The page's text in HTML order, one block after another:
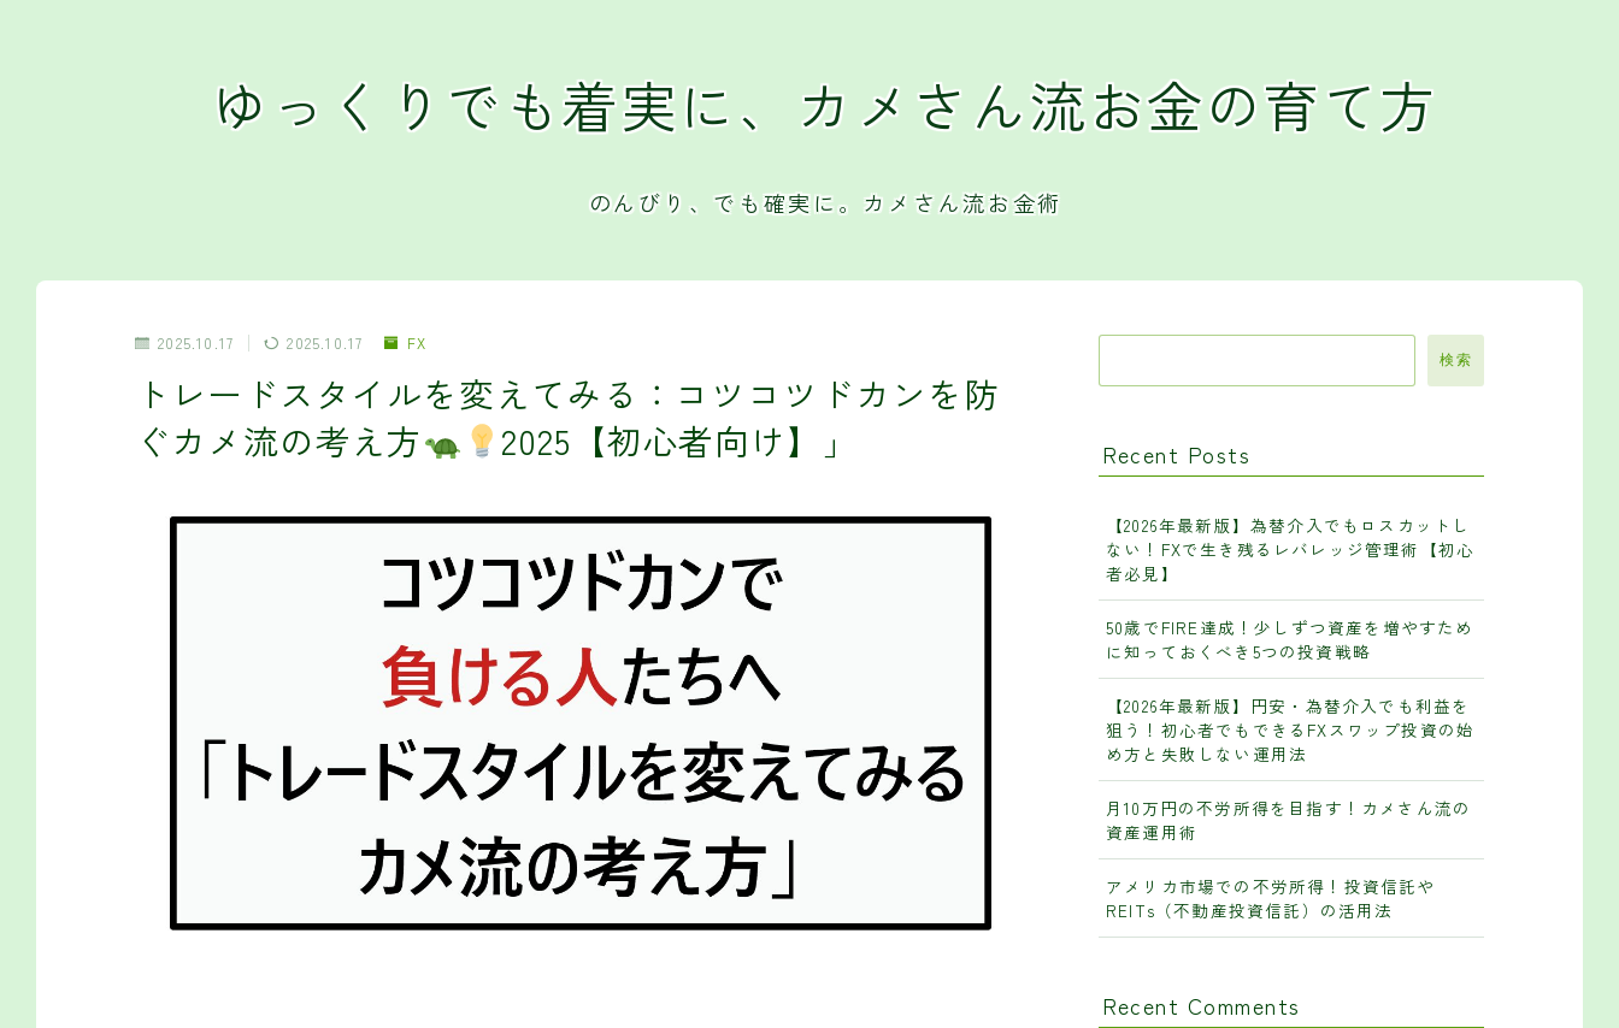
ゆっくりでも着実に、カメさん流お金の育て方
のんびり、でも確実に。カメさん流お金術
2025.10.17 2025.10.17 FX
トレードスタイルを変えてみる：コツコツドカンを防
ぐカメ流の考え方
2025【初心者向け】」
検索
Recent Posts
【2026年最新版】為替介入でもロスカットし
ない！FXで生き残るレバレッジ管理術【初心
者必見】
50歳でFIRE達成！少しずつ資産を増やすため
に知っておくべき5つの投資戦略
【2026年最新版】円安・為替介入でも利益を
狙う！初心者でもできるFXスワップ投資の始
め方と失敗しない運用法
月10万円の不労所得を目指す！カメさん流の
資産運用術
アメリカ市場での不労所得！投資信託や
REITs（不動産投資信託）の活用法
Recent Comments